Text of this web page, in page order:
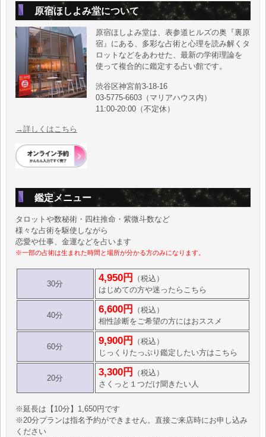
原宿ほしよみ堂について
原宿ほしよみ堂は、表参道ヒルズの奥『裏原
宿』にある、多彩な占術と心理を読み解くタ
ロットなどをあわせた、最新の学術理論を
使って複合的に鑑定する占い館です。
渋谷区神宮前3-18-16
03-5775-6603（マリアハウス内）
11:00-20:00（不定休）
→詳しくはこちら
鑑定メニュー
タロットや数秘術・四柱推命・紫微斗数など
様々な占術を駆使しながら
恋愛や仕事、金運などを占います
※一部の占術は生まれた時間と場所が分かる方のみになります。
30分
4,950円
（税込）
はじめての方や迷ったらこちら
40分
6,600円
（税込）
相性診断をご希望の方にはおススメ
60分
9,900円
（税込）
じっくりたっぷり鑑定したい方はこちら
20分
3,300円
（税込）
さくっと１つだけ聞きたい人
※延長は【10分】1,650円です
※20分プランは指名予約ができません。直接ご来店時にお申し込み
ください